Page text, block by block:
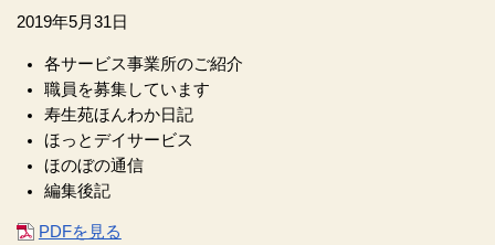
2019年5月31日
各サービス事業所のご紹介
職員を募集しています
寿生苑ほんわか日記
ほっとデイサービス
ほのぼの通信
編集後記
PDFを見る